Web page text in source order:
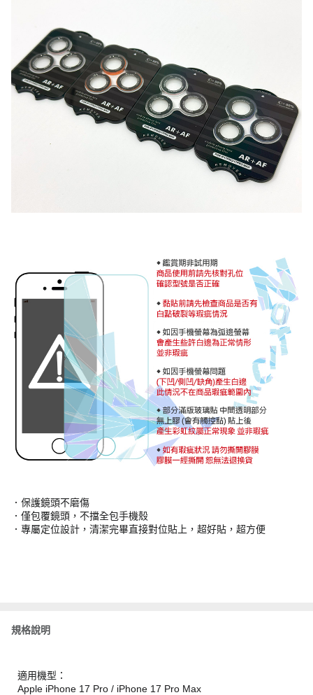
．保護鏡頭不磨傷
．僅包覆鏡頭，不擋全包手機殼
．專屬定位設計，清潔完畢直接對位貼上，超好貼，超方便
規格說明
適用機型：
Apple iPhone 17 Pro / iPhone 17 Pro Max